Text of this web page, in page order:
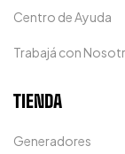
Centro de Ayuda
Trabajá con
TIENDA
Generadores